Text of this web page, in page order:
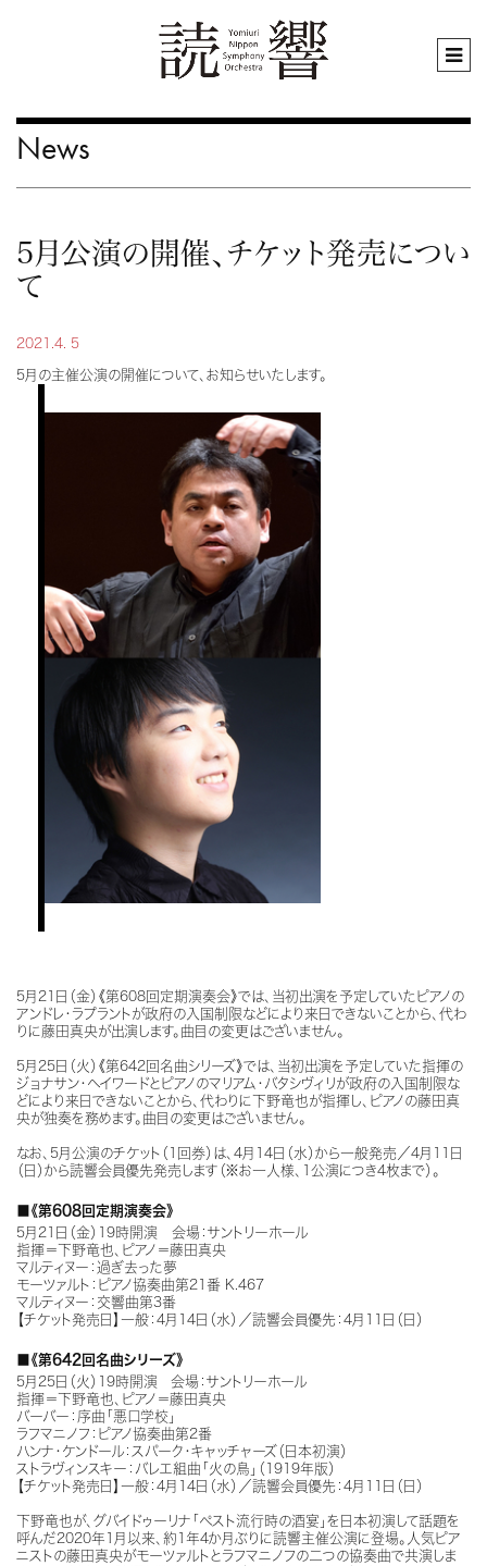
News
5月公演の開催、チケット発売につい
て
2021.4. 5
5月の主催公演の開催について、お知らせいたします。
5月21日（金）《第608回定期演奏会》では、当初出演を予定していたピアノの
アンドレ・ラプラントが政府の入国制限などにより来日できないことから、代わ
りに藤田真央が出演します。曲目の変更はございません。
5月25日（火）《第642回名曲シリーズ》では、当初出演を予定していた指揮の
ジョナサン・ヘイワードとピアノのマリアム・バタシヴィリが政府の入国制限な
どにより来日できないことから、代わりに下野竜也が指揮し、ピアノの藤田真
央が独奏を務めます。曲目の変更はございません。
なお、5月公演のチケット（1回券）は、4月14日（水）から一般発売／4月11日
（日）から読響会員優先発売します（※お一人様、1公演につき4枚まで）。
■《第608回定期演奏会》
5月21日（金）19時開演 会場：サントリーホール
指揮＝下野竜也、ピアノ＝藤田真央
マルティヌー：過ぎ去った夢
モーツァルト：ピアノ協奏曲第21番 K.467
マルティヌー：交響曲第3番
【チケット発売日】一般：4月14日（水）／読響会員優先：4月11日（日）
■《第642回名曲シリーズ》
5月25日（火）19時開演 会場：サントリーホール
指揮＝下野竜也、ピアノ＝藤田真央
バーバー：序曲「悪口学校」
ラフマニノフ：ピアノ協奏曲第2番
ハンナ・ケンドール：スパーク・キャッチャーズ（日本初演）
ストラヴィンスキー：バレエ組曲「火の鳥」（1919年版）
【チケット発売日】一般：4月14日（水）／読響会員優先：4月11日（日）
下野竜也が、グバイドゥーリナ「ペスト流行時の酒宴」を日本初演して話題を
呼んだ2020年1月以来、約1年4か月ぶりに読響主催公演に登場。人気ピア
ニストの藤田真央がモーツァルトとラフマニノフの二つの協奏曲で共演しま